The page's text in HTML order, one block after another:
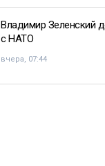
Владимир Зеленский
с НАТО
вчера, 07:44